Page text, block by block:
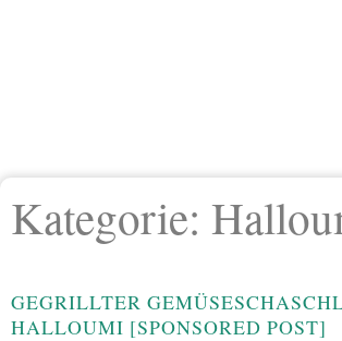
Kategorie:
GEGRILLTER
HALLOUMI [SPONSORED POST]